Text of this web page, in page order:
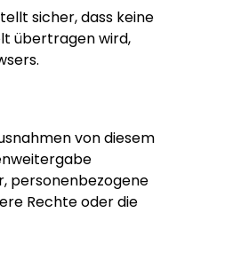
sicher, dass keine
übertragen wird,
von diesem
personenbezogene
Rechte oder die